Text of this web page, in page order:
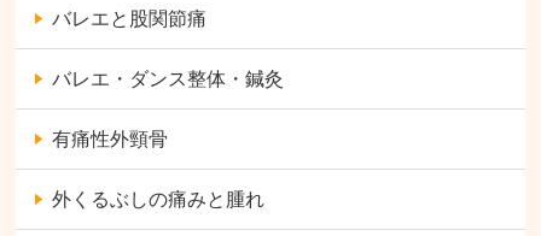
バレエと股関節痛
バレエ・ダンス整体・鍼灸
有痛性外頸骨
外くるぶしの痛みと腫れ